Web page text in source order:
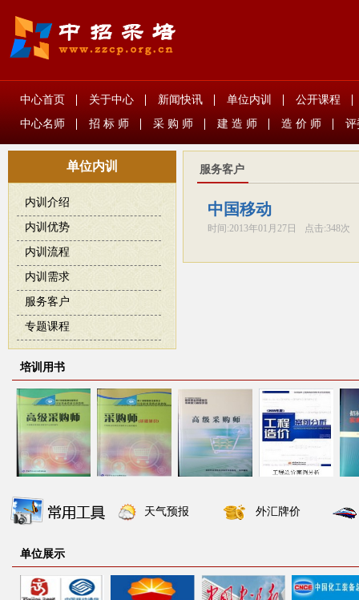
中心首页 关于中心 新闻快讯 单位内训
公开课程
中心名师
招 标 师 采 购 师 建 造 师 造 价 师 评
单位内训
内训介绍
内训优势
内训流程
内训需求
服务客户
专题课程
服务客户
中国移动
时间:2013年01月27日 点击:348次
培训用书
天气预报 外汇牌价
单位展示